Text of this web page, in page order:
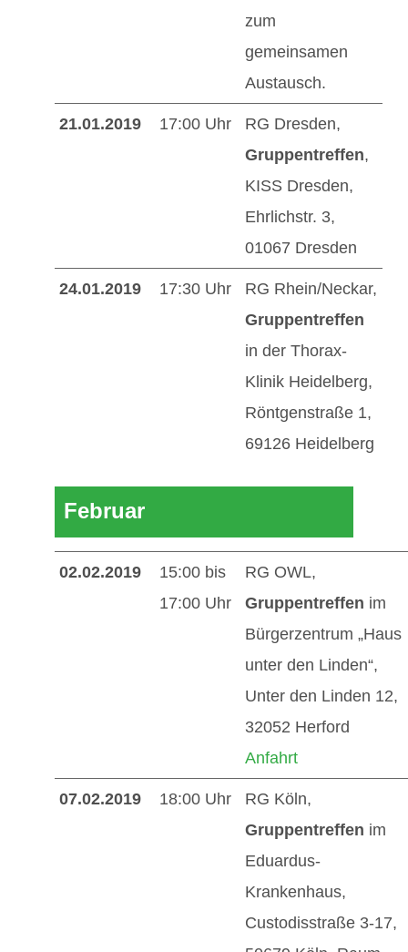
zum
gemeinsamen
Austausch.
21.01.2019 17:00 Uhr
RG Dresden,
Gruppentreffen,
KISS Dresden,
Ehrlichstr. 3,
01067 Dresden
24.01.2019 17:30 Uhr
RG Rhein/Neckar,
Gruppentreffen
in der Thorax-
Klinik Heidelberg,
Röntgenstraße 1,
69126 Heidelberg
Februar
02.02.2019
15:00 bis
17:00 Uhr
RG OWL,
Gruppentreffen im
Bürgerzentrum „Haus
unter den Linden“,
Unter den Linden 12,
32052 Herford
Anfahrt
07.02.2019 18:00 Uhr
RG Köln,
Gruppentreffen im
Eduardus-
Krankenhaus,
Custodisstraße 3-17,